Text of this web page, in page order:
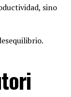
sino